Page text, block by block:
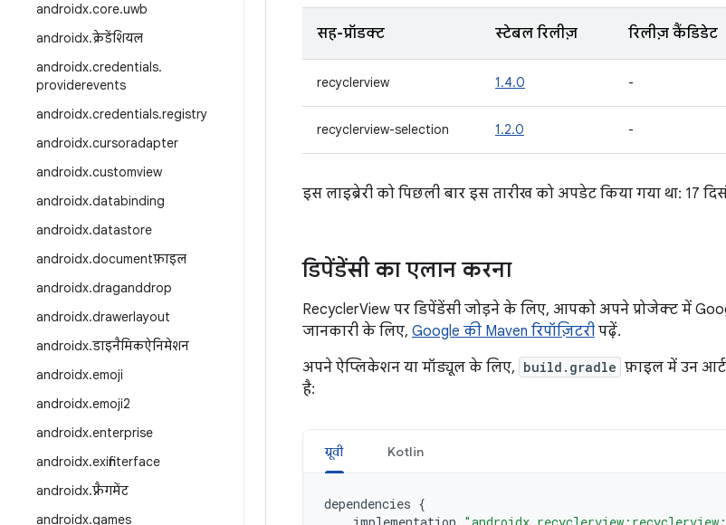
androidx.core.uwb
androidx.क्रेडेंशियल
androidx.credentials.
providerevents
androidx.credentials.registry
androidx.cursoradapter
androidx.customview
androidx.databinding
androidx.datastore
androidx.documentफ़ाइल
androidx.draganddrop
androidx.drawerlayout
androidx.डाइनैमिकऐनिमेशन
androidx.emoji
androidx.emoji2
androidx.enterprise
androidx.exifinterface
androidx.फ़्रैगमेंट
androidx.games
सह-प्रॉडक्ट स्टेबल रिलीज़ रिलीज़ कैंडिडेट
recyclerview 1.4.0 -
recyclerview-selection 1.2.0 -
इस लाइब्रेरी को पिछली बार इस तारीख को अपडेट किया गया था: 17
डिपेंडेंसी का एलान करना
RecyclerView पर डिपेंडेंसी जोड़ने के लिए, आपको अपने प्रोजेक्ट में
जानकारी के लिए, Google की Maven रिपॉज़िटरी पढ़ें.
अपने ऐप्लिकेशन या मॉड्यूल के लिए, build.gradle फ़ाइल में उन
है:
ग्रूवी Kotlin
dependencies {